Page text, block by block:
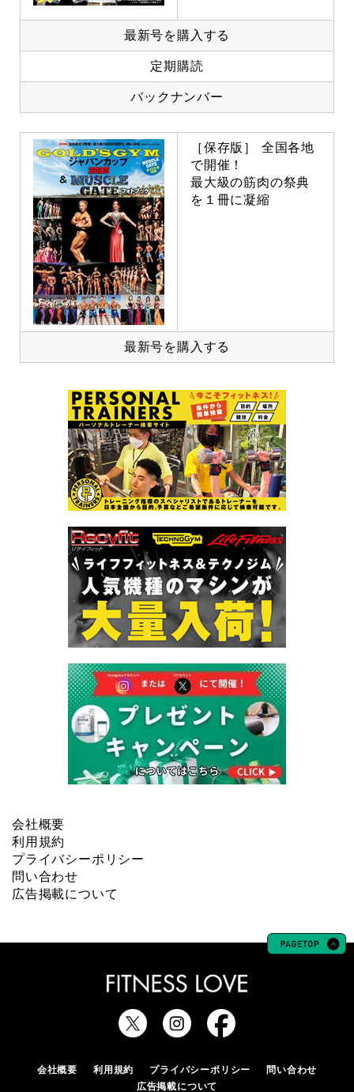
最新号を購入する
定期購読
バックナンバー
［保存版］ 全国各地
で開催！
最大級の筋肉の祭典
を１冊に凝縮
最新号を購入する
会社概要
利用規約
プライバシーポリシー
問い合わせ
広告掲載について
会社概要 利用規約 プライバシーポリシー
問い合わせ
広告掲載について